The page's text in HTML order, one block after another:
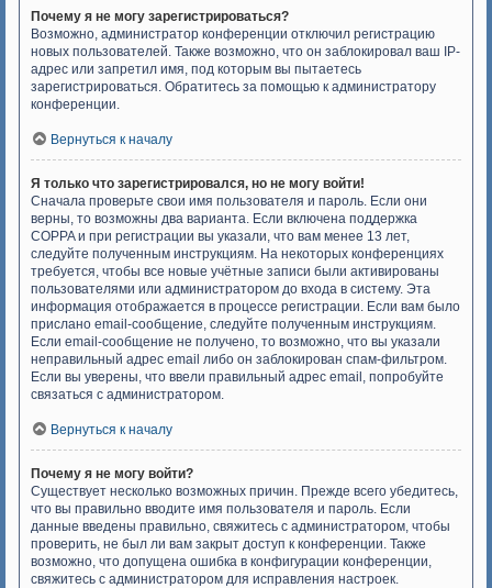
Почему я не могу зарегистрироваться?
Возможно, администратор конференции отключил регистрацию
новых пользователей. Также возможно, что он заблокировал ваш IP-
адрес или запретил имя, под которым вы пытаетесь
зарегистрироваться. Обратитесь за помощью к администратору
конференции.
Вернуться к началу
Я только что зарегистрировался, но не могу войти!
Сначала проверьте свои имя пользователя и пароль. Если они
верны, то возможны два варианта. Если включена поддержка
COPPA и при регистрации вы указали, что вам менее 13 лет,
следуйте полученным инструкциям. На некоторых конференциях
требуется, чтобы все новые учётные записи были активированы
пользователями или администратором до входа в систему. Эта
информация отображается в процессе регистрации. Если вам было
прислано email-сообщение, следуйте полученным инструкциям.
Если email-сообщение не получено, то возможно, что вы указали
неправильный адрес email либо он заблокирован спам-фильтром.
Если вы уверены, что ввели правильный адрес email, попробуйте
связаться с администратором.
Вернуться к началу
Почему я не могу войти?
Существует несколько возможных причин. Прежде всего убедитесь,
что вы правильно вводите имя пользователя и пароль. Если
данные введены правильно, свяжитесь с администратором, чтобы
проверить, не был ли вам закрыт доступ к конференции. Также
возможно, что допущена ошибка в конфигурации конференции,
свяжитесь с администратором для исправления настроек.